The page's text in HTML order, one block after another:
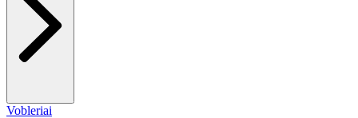
Vobleriai